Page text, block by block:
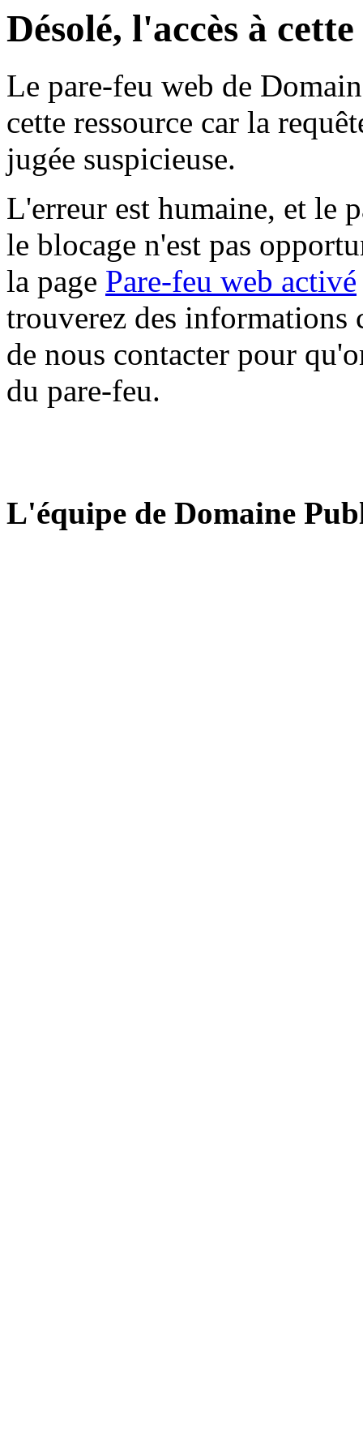
Désolé, l'accès à
Le pare-feu web de
cette ressource car la
jugée suspicieuse.
L'erreur est humaine, et le
le blocage n'est pas
la page Pare-feu web activé
trouverez des informations
de nous contacter pour
du pare-feu.
L'équipe de Domaine